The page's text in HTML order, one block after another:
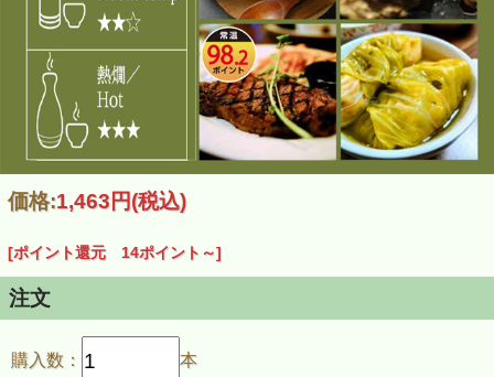
お勧め料理：鰻のかば焼き/煮魚/鍋料理
『 一ノ蔵 山廃仕込 特別純米酒 1800ｍｌはこちら
・IWC インターナショナル・ワイン・チャレンジ2023
純米酒の部 銀賞受賞
価格:1,463円(税込)
[ポイント還元 14ポイント～]
注文
購入数： 本